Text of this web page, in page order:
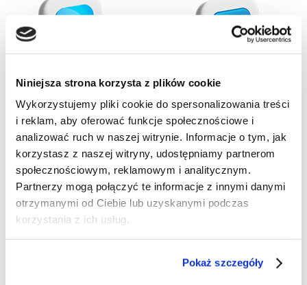
Niniejsza strona korzysta z plików cookie
Wykorzystujemy pliki cookie do spersonalizowania treści
i reklam, aby oferować funkcje społecznościowe i
analizować ruch w naszej witrynie. Informacje o tym, jak
korzystasz z naszej witryny, udostępniamy partnerom
społecznościowym, reklamowym i analitycznym.
Partnerzy mogą połączyć te informacje z innymi danymi
otrzymanymi od Ciebie lub uzyskanymi podczas
korzystania z ich usług.
Pokaż szczegóły
Brak produktów w koszyku.
Idź do sklepu
Pełna
kompatybilność
akcesoriów